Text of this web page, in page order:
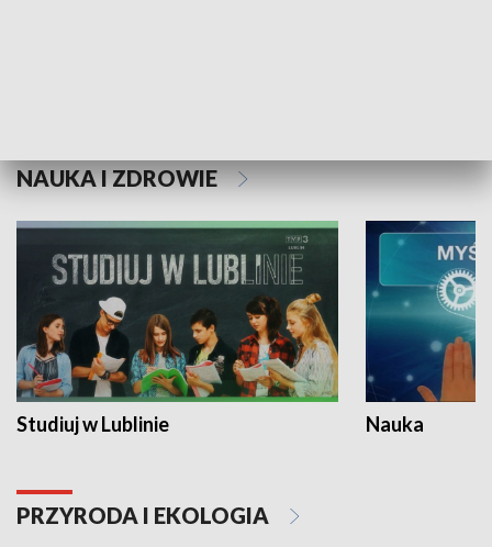
NAUKA I ZDROWIE
Studiuj w Lublinie Nauka
PRZYRODA I EKOLOGIA